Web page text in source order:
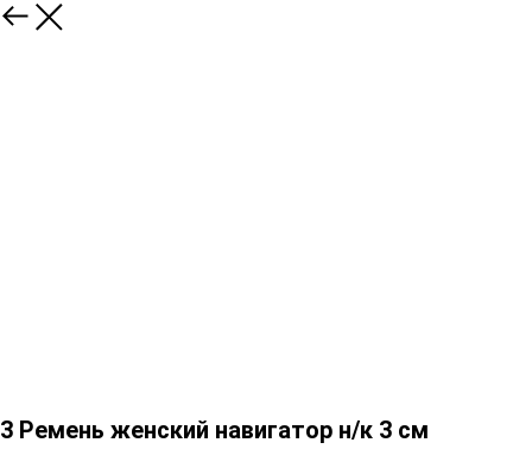
3 Ремень женский навигатор н/к 3 см